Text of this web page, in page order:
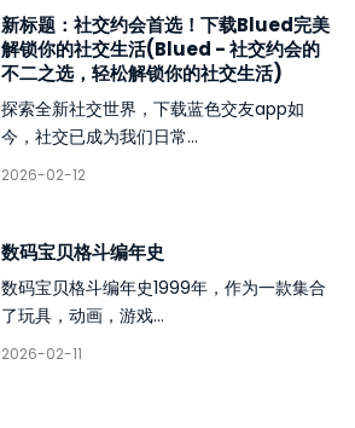
新标题：社交约会首选！下载Blued完美
解锁你的社交生活(Blued - 社交约会的
不二之选，轻松解锁你的社交生活)
探索全新社交世界，下载蓝色交友app如
今，社交已成为我们日常...
2026-02-12
数码宝贝格斗编年史
数码宝贝格斗编年史1999年，作为一款集合
了玩具，动画，游戏...
2026-02-11